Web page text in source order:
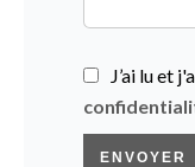
J’ai lu et
ENVOYER